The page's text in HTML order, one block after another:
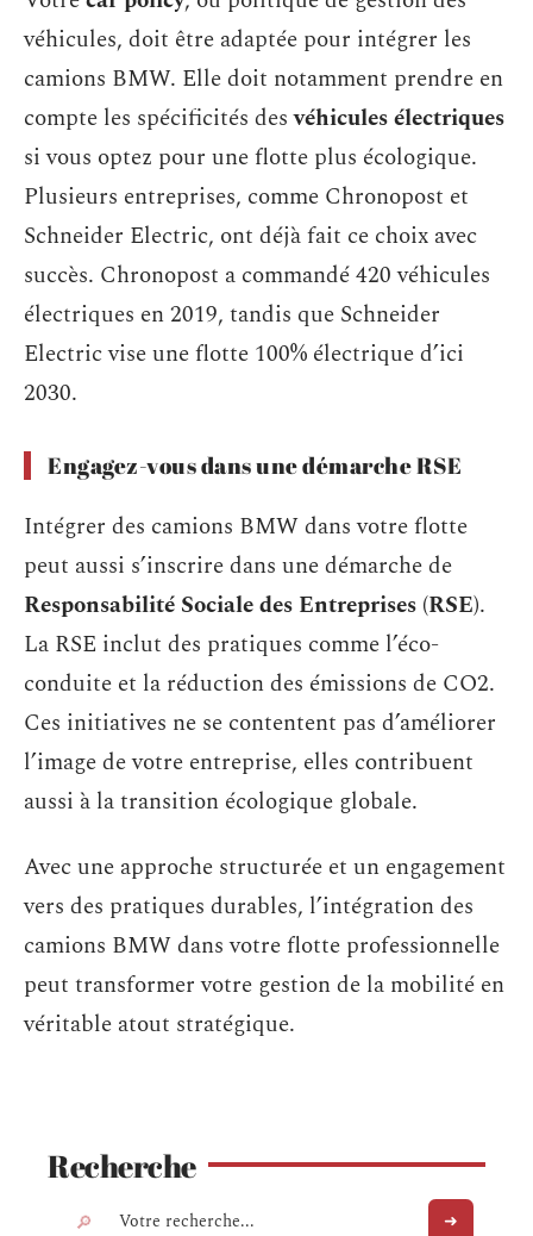
véhicules, doit être adaptée pour intégrer les
camions BMW. Elle doit notamment prendre en
compte les spécificités desvéhicules électriques
si vous optez pour une flotte plus écologique.
Plusieurs entreprises, comme Chronopost et
Schneider Electric, ont déjà fait ce choix avec
succès. Chronopost a commandé 420 véhicules
électriques en 2019, tandis que Schneider
Electric vise une flotte 100% électrique d’ici
2030.
Engagez-vous dans une démarche RSE
Intégrer des camions BMW dans votre flotte
peut aussi s’inscrire dans une démarche de
Responsabilité Sociale des Entreprises (RSE).
La RSE inclut des pratiques comme l’éco-
conduite et la réduction des émissions de CO2.
Ces initiatives ne se contentent pas d’améliorer
l’image de votre entreprise, elles contribuent
aussi à la transition écologique globale.
Avec une approche structurée et un engagement
vers des pratiques durables, l’intégration des
camions BMW dans votre flotte professionnelle
peut transformer votre gestion de la mobilité en
véritable atout stratégique.
Recherche